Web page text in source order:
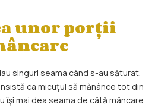
unor porţii
singuri seama când s-au săturat.
ca micuţul să mănânce tot din
îşi mai dea seama de câtă mâncare